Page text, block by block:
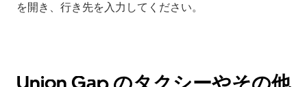
を開き、行き先を入力してください。